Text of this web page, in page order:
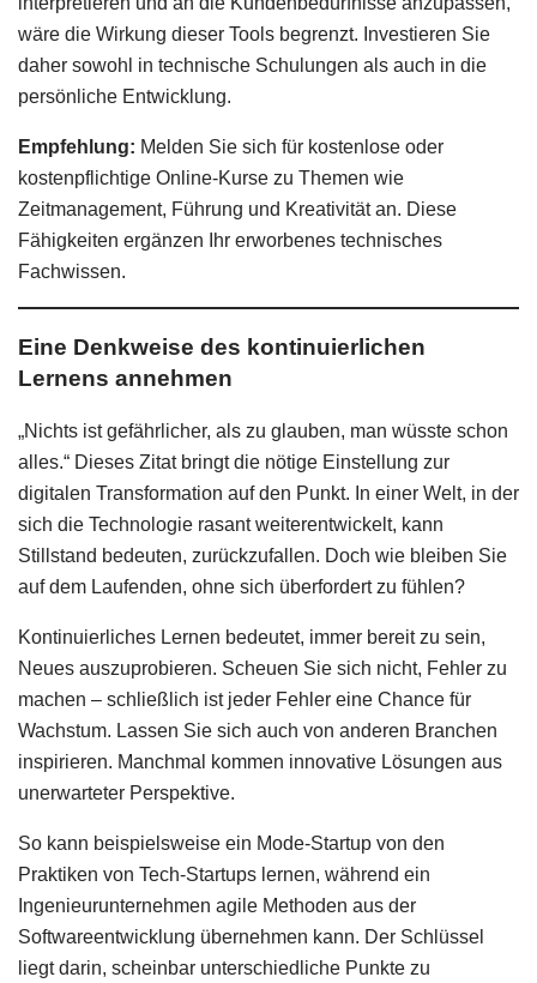
wäre die Wirkung dieser Tools begrenzt. Investieren Sie
daher sowohl in technische Schulungen als auch in die
persönliche Entwicklung.
Empfehlung: Melden Sie sich für kostenlose oder
kostenpflichtige Online-Kurse zu Themen wie
Zeitmanagement, Führung und Kreativität an. Diese
Fähigkeiten ergänzen Ihr erworbenes technisches
Fachwissen.
Eine Denkweise des kontinuierlichen
Lernens annehmen
„Nichts ist gefährlicher, als zu glauben, man wüsste schon
alles.“ Dieses Zitat bringt die nötige Einstellung zur
digitalen Transformation auf den Punkt. In einer Welt, in der
sich die Technologie rasant weiterentwickelt, kann
Stillstand bedeuten, zurückzufallen. Doch wie bleiben Sie
auf dem Laufenden, ohne sich überfordert zu fühlen?
Kontinuierliches Lernen bedeutet, immer bereit zu sein,
Neues auszuprobieren. Scheuen Sie sich nicht, Fehler zu
machen – schließlich ist jeder Fehler eine Chance für
Wachstum. Lassen Sie sich auch von anderen Branchen
inspirieren. Manchmal kommen innovative Lösungen aus
unerwarteter Perspektive.
So kann beispielsweise ein Mode-Startup von den
Praktiken von Tech-Startups lernen, während ein
Ingenieurunternehmen agile Methoden aus der
Softwareentwicklung übernehmen kann. Der Schlüssel
liegt darin, scheinbar unterschiedliche Punkte zu